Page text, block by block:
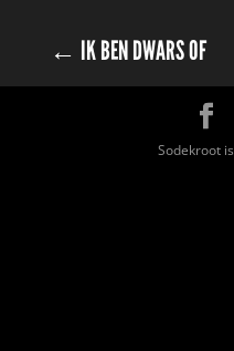
← IK BEN DWARS OF
Sodekroot is